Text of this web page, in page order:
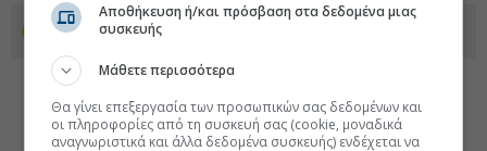
Προσθέστε το euro2day.gr στο Discover
Αποθήκευση ή/και πρόσβαση στα δεδομένα μιας
συσκευής
Μάθετε περισσότερα
Θα γίνει επεξεργασία των προσωπικών σας δεδομένων και
οι πληροφορίες από τη συσκευή σας (cookie, μοναδικά
αναγνωριστικά και άλλα δεδομένα συσκευής) ενδέχεται να